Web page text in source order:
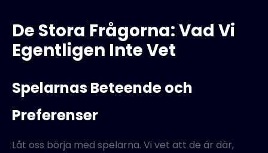
De Stora Frågorna: Vad Vi
Egentligen Inte Vet
Spelarnas Beteende och
Preferenser
Låt oss börja med spelarna. Vi vet att de är där,